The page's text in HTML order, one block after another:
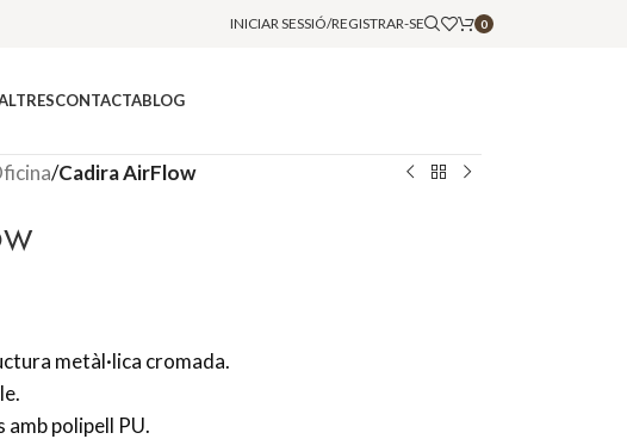
INICIAR SESSIÓ/REGISTRAR-SE 0
CONTACTABLOG
/Cadira AirFlow
metàl·lica cromada.
amb polipell PU.